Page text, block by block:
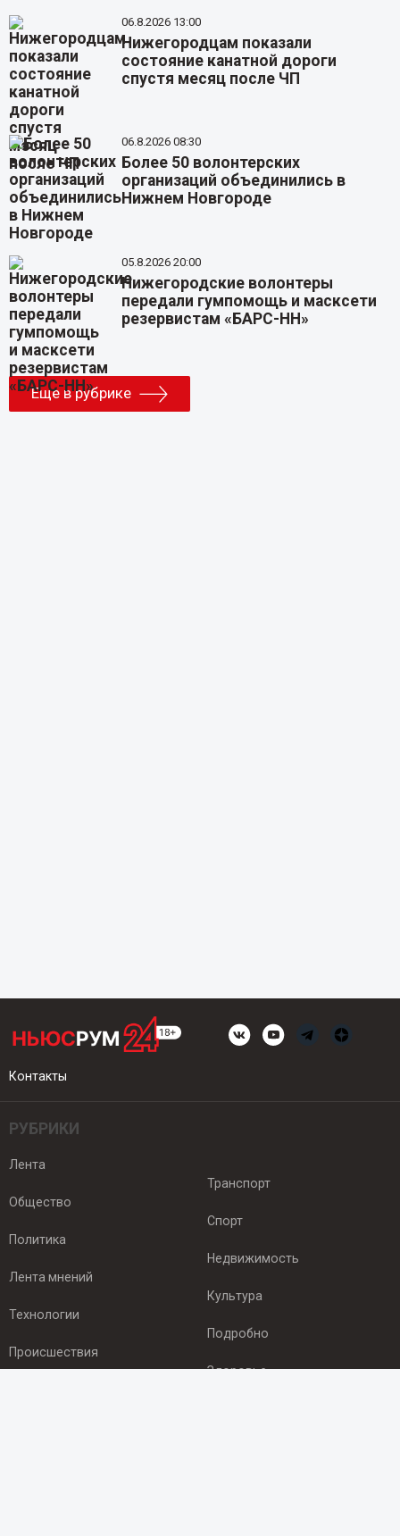
06.8.2026 13:00
Нижегородцам показали
состояние канатной дороги
спустя месяц после ЧП
06.8.2026 08:30
Более 50 волонтерских
организаций объединились в
Нижнем Новгороде
05.8.2026 20:00
Нижегородские волонтеры
передали гумпомощь и масксети
резервистам «БАРС-НН»
Еще в рубрике
Контакты
РУБРИКИ
Лента
Общество
Политика
Лента мнений
Технологии
Происшествия
Транспорт
Спорт
Недвижимость
Культура
Подробно
Здоровье